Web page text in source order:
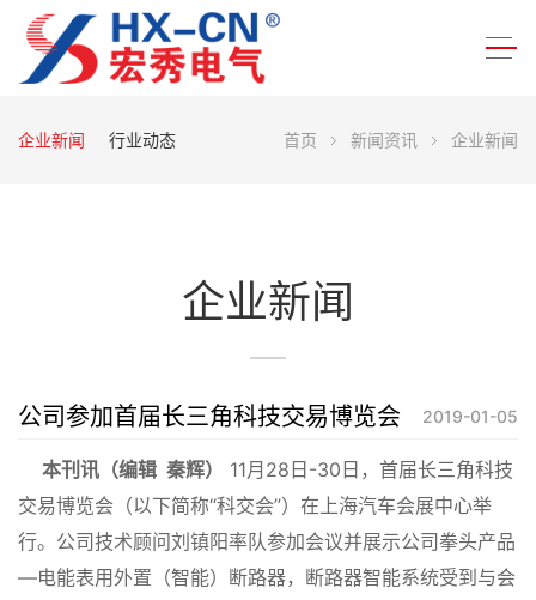
企业新闻 行业动态 首页 新闻资讯 企业新闻
企业新闻
公司参加首届长三角科技交易博览会 2019-01-05
本刊讯（编辑 秦辉）
11月28日-30日，首届长三角科技
交易博览会（以下简称“科交会”）在上海汽车会展中心举
行。公司技术顾问刘镇阳率队参加会议并展示公司拳头产品
—电能表用外置（智能）断路器，断路器智能系统受到与会